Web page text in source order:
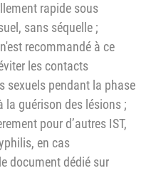
rapide sous
sans séquelle ;
recommandé à ce
les contacts
sexuels pendant la phase
la guérison des lésions ;
pour d’autres IST,
en cas
document dédié sur